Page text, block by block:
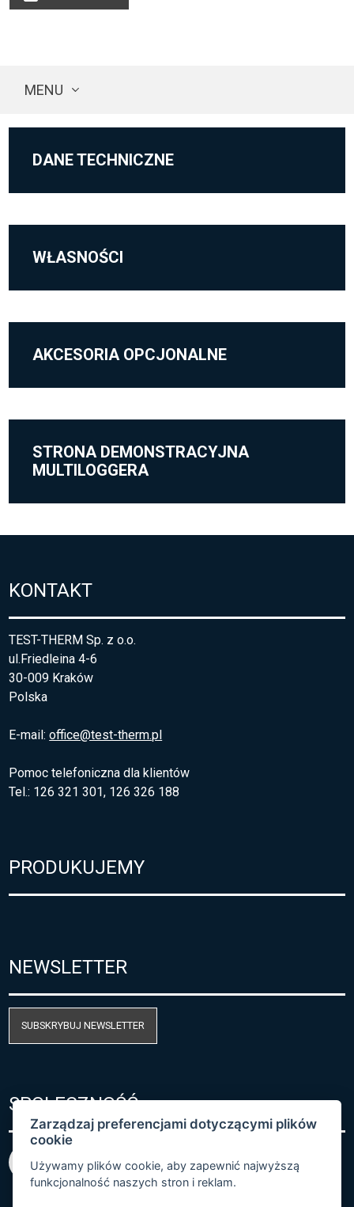
MENU
DANE TECHNICZNE
WŁASNOŚCI
AKCESORIA OPCJONALNE
STRONA DEMONSTRACYJNA
MULTILOGGERA
KONTAKT
TEST-THERM Sp. z o.o.
ul.Friedleina 4-6
30-009 Kraków
Polska
E-mail:office@test-therm.pl
Pomoc telefoniczna dla klientów
Tel.: 126 321 301, 126 326 188
PRODUKUJEMY
NEWSLETTER
SUBSKRYBUJ NEWSLETTER
SPOŁECZNOŚĆ
Zarządzaj preferencjami dotyczącymi plików
cookie
Używamy plików cookie, aby zapewnić najwyższą
funkcjonalność naszych stron i reklam.